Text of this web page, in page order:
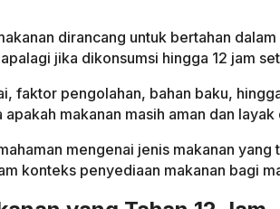
dirancang untuk bertahan
jika dikonsumsi hingga 12 jam
faktor pengolahan, bahan baku,
apakah makanan masih aman dan layak
mengenai jenis makanan yang
konteks penyediaan makanan bagi